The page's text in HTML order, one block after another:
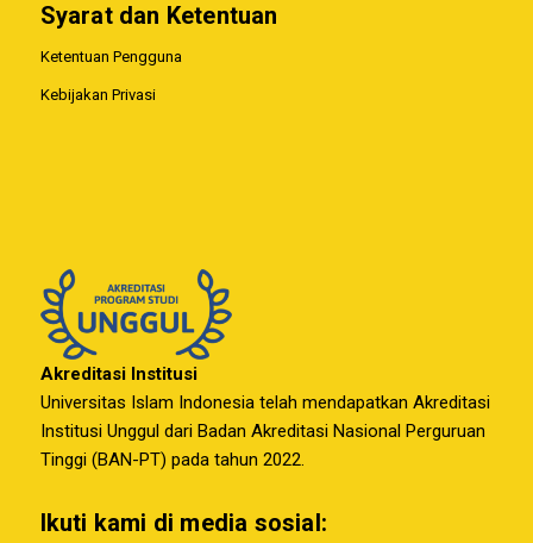
Syarat dan Ketentuan
Ketentuan Pengguna
Kebijakan Privasi
Akreditasi Institusi
Universitas Islam Indonesia telah mendapatkan Akreditasi
Institusi Unggul dari Badan Akreditasi Nasional Perguruan
Tinggi (BAN-PT) pada tahun 2022.
Ikuti kami di media sosial: